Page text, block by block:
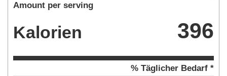
Amount per serving
Kalorien 396
% Täglicher Bedarf *